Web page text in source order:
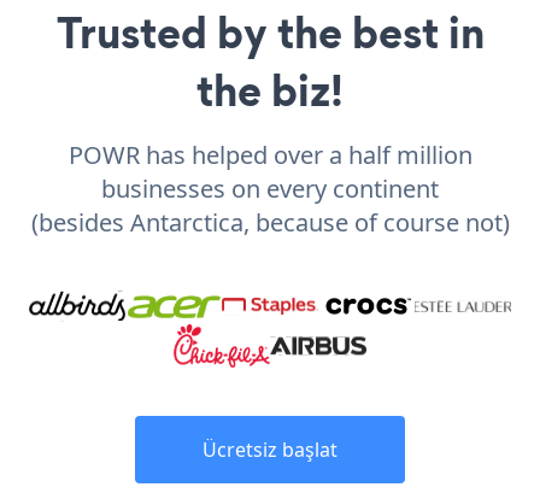
Trusted by the best in
the biz!
POWR has helped over a half million
businesses on every continent
(besides Antarctica, because of course not)
Ücretsiz başlat